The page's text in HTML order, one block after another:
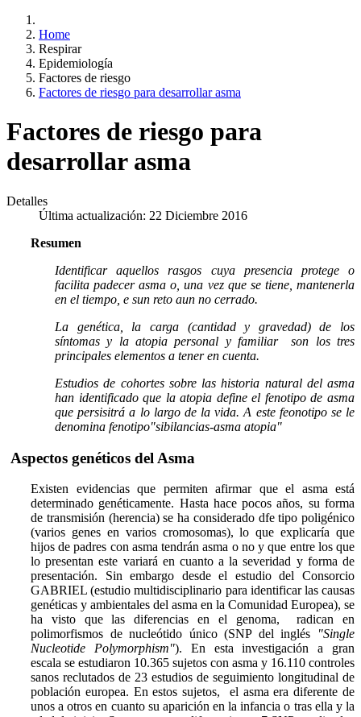
Home
Respirar
Epidemiología
Factores de riesgo
Factores de riesgo para desarrollar asma
Factores de riesgo para
desarrollar asma
Detalles
Última actualización: 22 Diciembre 2016
Resumen
Identificar aquellos rasgos cuya presencia protege o
facilita padecer asma o, una vez que se tiene, mantenerla
en el tiempo, e sun reto aun no cerrado.
La genética, la carga (cantidad y gravedad) de los
síntomas y la atopia personal y familiar son los tres
principales elementos a tener en cuenta.
Estudios de cohortes sobre las historia natural del asma
han identificado que la atopia define el fenotipo de asma
que persisitrá a lo largo de la vida. A este feonotipo se le
denomina fenotipo"sibilancias-asma atopia"
Aspectos genéticos del Asma
Existen evidencias que permiten afirmar que el asma está
determinado genéticamente. Hasta hace pocos años, su forma
de transmisión (herencia) se ha considerado dfe tipo poligénico
(varios genes en varios cromosomas), lo que explicaría que
hijos de padres con asma tendrán asma o no y que entre los que
lo presentan este variará en cuanto a la severidad y forma de
presentación. Sin embargo desde el estudio del Consorcio
GABRIEL (estudio multidisciplinario para identificar las causas
genéticas y ambientales del asma en la Comunidad Europea), se
ha visto que las diferencias en el genoma, radican en
polimorfismos de nucleótido único (SNP del inglés
"Single
Nucleotide Polymorphism"). En esta investigación a gran
escala se estudiaron 10.365 sujetos con asma y 16.110 controles
sanos reclutados de 23 estudios de seguimiento longitudinal de
población europea. En estos sujetos, el asma era diferente de
unos a otros en cuanto su aparición en la infancia o tras ella y la